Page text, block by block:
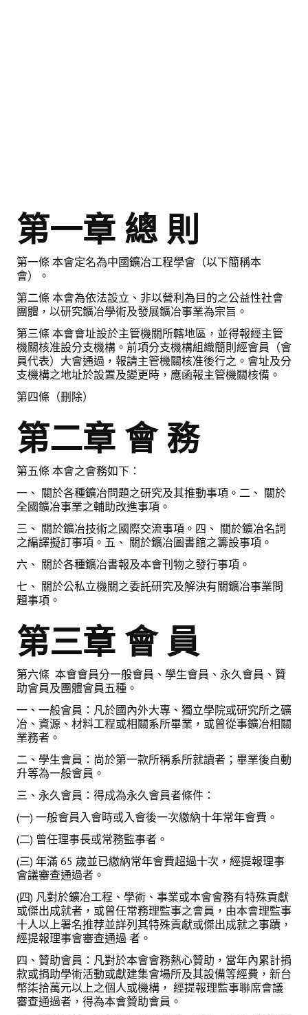
學會獎項
盧善棟獎學金
歷年技術獎章得獎人
技術獎章得獎人介紹
歷年大專學生獎勵金得獎人
歷年論文獎得獎人
歷年傑出服務貢獻獎得獎人
歷年保安獎章得獎人
榮譽榜
本會朱前理事長榮獲2012年第30屆國家傑出總經理獎
鑛冶期刊獲行政院頒發雜誌金鼎獎
歷年詹天佑論文獎與中工會論文得獎人
學會出版品
鑛冶期刊徵稿
年會手冊
鑽禧紀念冊
礦冶工程名詞與礦冶辭典
學會電子報
活動專區
歷年年會
年會活動
國際交流活動
兩岸交流活動
活動照片
第一章 總 則
第一條 本會定名為中國鑛冶工程學會（以下簡稱本
會）。
第二條 本會為依法設立、非以營利為目的之公益性社會
團體，以研究鑛冶學術及發展鑛冶事業為宗旨。
第三條 本會會址設於主管機關所轄地區，並得報經主管
機關核准設分支機構。前項分支機構組織簡則經會員（會
員代表）大會通過，報請主管機關核准後行之。會址及分
支機構之地址於設置及變更時，應函報主管機關核備。
第四條（刪除）
第二章 會 務
第五條 本會之會務如下：
一、 關於各種鑛冶問題之研究及其推動事項。二、 關於
全國鑛冶事業之輔助改進事項。
三、 關於鑛冶技術之國際交流事項。四、 關於鑛冶名詞
之編譯擬訂事項。五、 關於鑛冶圖書館之籌設事項。
六、 關於各種鑛冶書報及本會刊物之發行事項。
七、 關於公私立機關之委託研究及解決有關鑛冶事業問
題事項。
第三章 會 員
第六條 本會會員分一般會員、學生會員、永久會員、贊
助會員及團體會員五種。
一、一般會員：凡於國內外大專、獨立學院或研究所之礦
冶、資源、材料工程或相關系所畢業，或曾從事鑛冶相關
業務者。
二、學生會員：尚於第一款所稱系所就讀者；畢業後自動
升等為一般會員。
三、永久會員：得成為永久會員者條件：
(一) 一般會員入會時或入會後一次繳納十年常年會費。
(二) 曾任理事長或常務監事者。
(三) 年滿 65 歲並已繳納常年會費超過十次，經提報理事
會議審查通過者。
(四) 凡對於鑛冶工程、學術、事業或本會會務有特殊貢獻
或傑出成就者，或曾任常務理監事之會員，由本會理監事
十人以上署名推荐並詳列其特殊貢獻或傑出成就之事蹟，
經提報理事會審查通過 者。
四、贊助會員：凡對於本會會務熱心贊助，當年內累計捐
款或捐助學術活動或獻建集會場所及其設備等經費，新台
幣柒拾萬元以上之個人或機構， 經提報理監事聯席會議
審查通過者，得為本會贊助會員。